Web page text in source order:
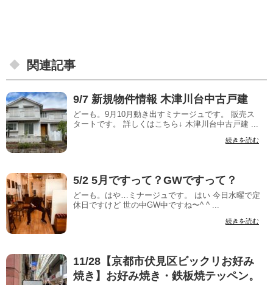
関連記事
9/7 新規物件情報 木津川台中古戸建
どーも。9月10月動き出すミナージュです。 販売ス
タートです。 詳しくはこちら↓ 木津川台中古戸建 ...
続きを読む
5/2 5月ですって？GWですって？
どーも。はや…ミナージュです。 はい 今日水曜で定
休日ですけど 世の中GW中ですね〜^ ^ ...
続きを読む
11/28【京都市伏見区ビックリお好み
焼き】お好み焼き・鉄板焼テッペン。